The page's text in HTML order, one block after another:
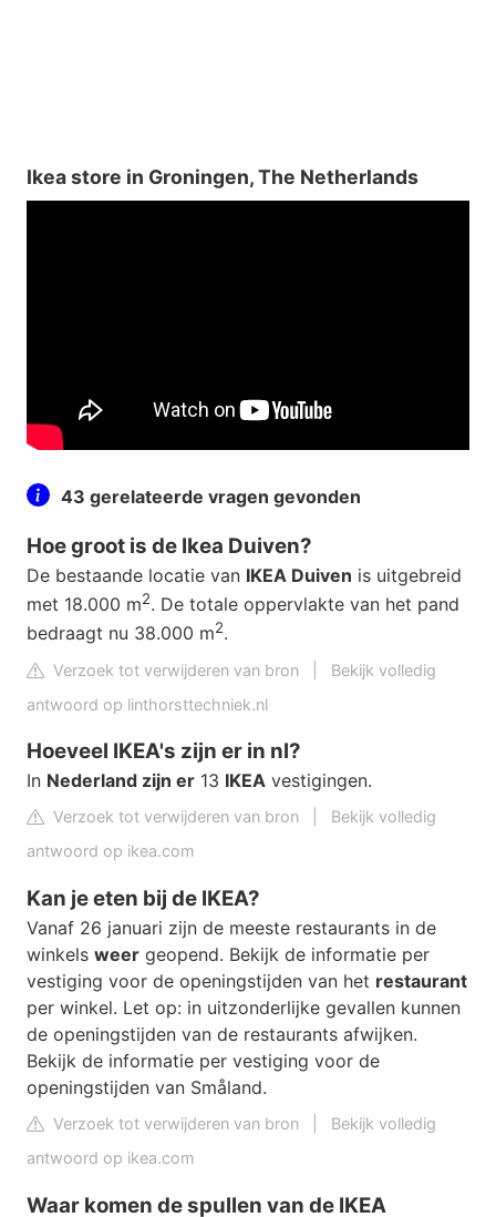
Ikea store in Groningen, The Netherlands
43 gerelateerde vragen gevonden
Hoe groot is de Ikea Duiven?
De bestaande locatie van IKEA Duiven is uitgebreid
met 18.000 m2. De totale oppervlakte van het pand
bedraagt nu 38.000 m2.
Verzoek tot verwijderen van bron
Bekijk volledig
antwoord op linthorsttechniek.nl
Hoeveel IKEA's zijn er in nl?
In Nederland zijn er 13 IKEA vestigingen.
Verzoek tot verwijderen van bron
Bekijk volledig
antwoord op ikea.com
Kan je eten bij de IKEA?
Vanaf 26 januari zijn de meeste restaurants in de
winkels weer geopend. Bekijk de informatie per
vestiging voor de openingstijden van het restaurant
per winkel. Let op: in uitzonderlijke gevallen kunnen
de openingstijden van de restaurants afwijken.
Bekijk de informatie per vestiging voor de
openingstijden van Småland.
Verzoek tot verwijderen van bron
Bekijk volledig
antwoord op ikea.com
Waar komen de spullen van de IKEA